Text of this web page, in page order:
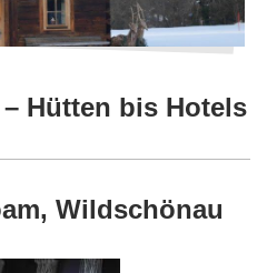
Hütten bis Hotels
Wildschönau